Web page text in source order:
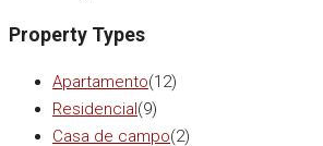
Property Types
Apartamento(12)
Residencial(9)
Casa de campo(2)